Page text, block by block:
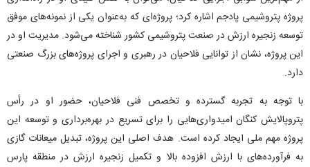
پروژه پتروشیمی پادجم اشاره کرد؛ پروژه‌ای که به‌عنوان یکی از نمونه‌های موفق
توسعه زنجیره ارزش در صنعت پتروشیمی کشور شناخته می‌شود. مدیریت او در
این پروژه، نشان از توانایی فلاحیان در رهبری و اجرای پروژه‌های بزرگ صنعتی
دارد.
با توجه به تجربه گسترده و تخصص فنی فلاحیان، حضور او در رأس
پتروپالایش کنگان امیدواری‌هایی را برای تسریع در بهره‌برداری و توسعه این
پروژه مهم ملی ایجاد کرده است. هدف اصلی این پروژه، تبدیل میعانات گازی
به فرآورده‌های با ارزش افزوده بالا و تکمیل زنجیره ارزش در منطقه پارس